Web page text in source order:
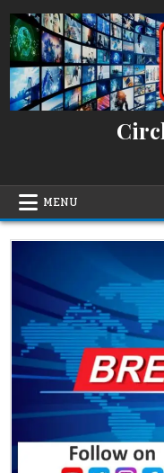
to
content
MENU